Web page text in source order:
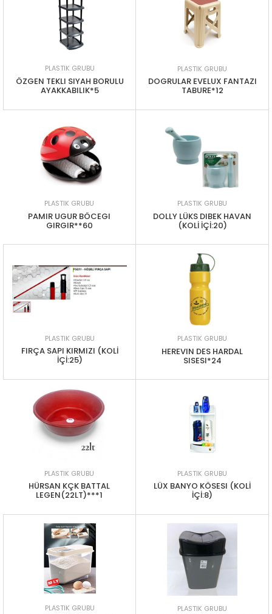
PLASTIK GRUBU
ÖZGEN TEKLI SIYAH BORULU
AYAKKABILIK*5
PLASTIK GRUBU
DOGRULAR EVELUX FANTAZI
TABURE*12
PLASTIK GRUBU
PAMIR UGUR BÖCEGI
GIRGIR**60
PLASTIK GRUBU
DOLLY LÜKS DIBEK HAVAN
(KOLİ İÇİ:20)
PLASTIK GRUBU
FIRÇA SAPI KIRMIZI (KOLİ
İÇİ:25)
PLASTIK GRUBU
HEREVIN DES HARDAL
SISESI*24
PLASTIK GRUBU
HÜRSAN KÇK BATTAL
LEGEN(22LT)***1
PLASTIK GRUBU
LÜX BANYO KÖSESI (KOLİ
İÇİ:8)
PLASTIK GRUBU PLASTIK GRUBU